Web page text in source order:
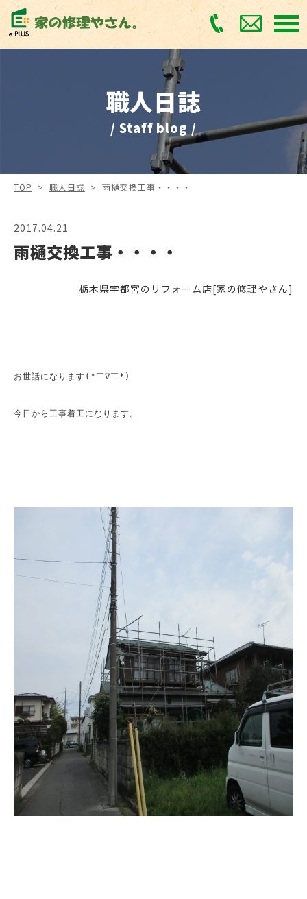
職人日誌
/ Staff blog /
TOP > 職人日誌 > 雨樋交換工事・・・・
2017.04.21
雨樋交換工事・・・・
栃木県宇都宮のリフォーム店[家の修理やさん]
お世話になります(*￣∇￣*)
今日から工事着工になります。